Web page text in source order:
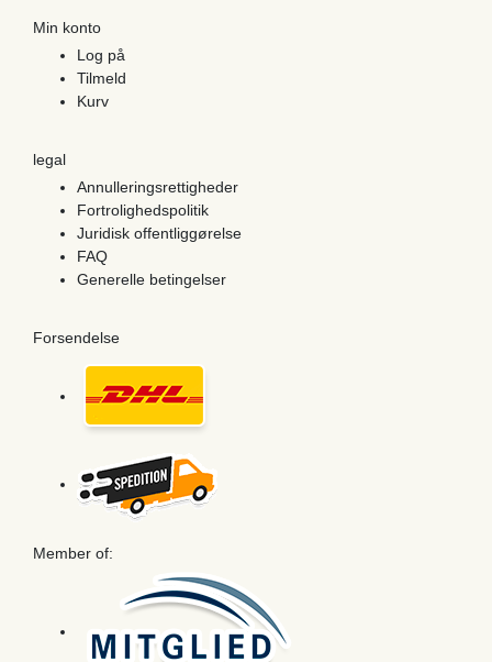
Min konto
Log på
Tilmeld
Kurv
legal
Annulleringsrettigheder
Fortrolighedspolitik
Juridisk offentliggørelse
FAQ
Generelle betingelser
Forsendelse
Member of: